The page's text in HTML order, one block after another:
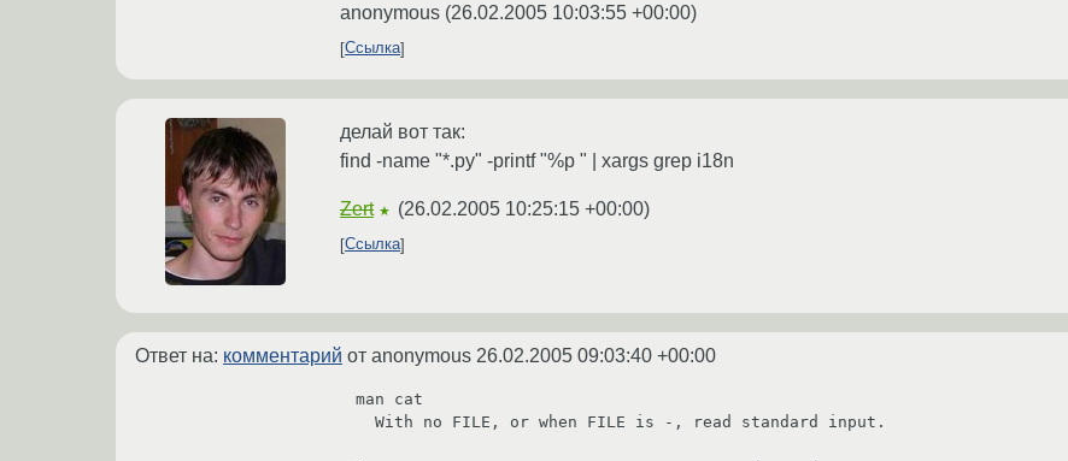
anonymous (26.02.2005 10:03:55 +00:00)
Ссылка
делай вот так:
find -name "*.py" -printf "%p " | xargs grep i18n
Zert ★ (26.02.2005 10:25:15 +00:00)
Ссылка
Ответ на: комментарий от anonymous 26.02.2005 09:03:40 +00:00
man cat